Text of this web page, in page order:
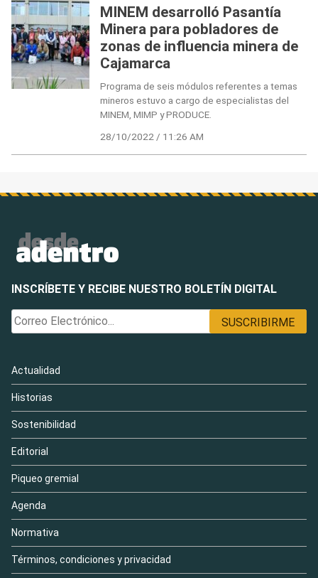
MINEM desarrolló Pasantía
Minera para pobladores de
zonas de influencia minera de
Cajamarca
Programa de seis módulos referentes a temas
mineros estuvo a cargo de especialistas del
MINEM, MIMP y PRODUCE.
28/10/2022 / 11:26 AM
INSCRÍBETE Y RECIBE NUESTRO BOLETÍN DIGITAL
Actualidad
Historias
Sostenibilidad
Editorial
Piqueo gremial
Agenda
Normativa
Términos, condiciones y privacidad